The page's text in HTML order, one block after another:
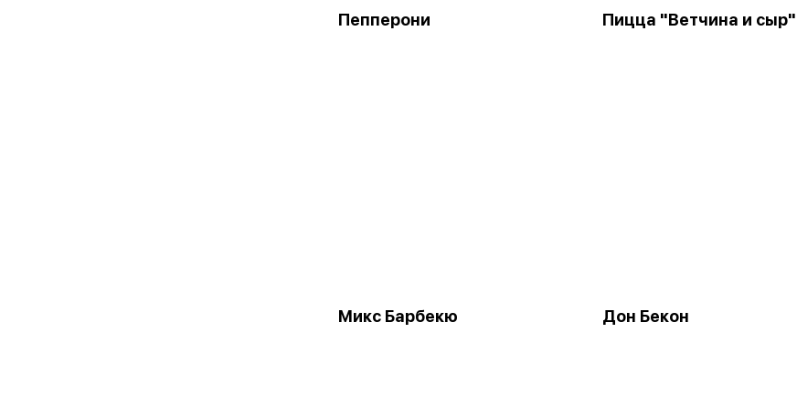
Пепперони Пицца "Ветчина и сыр"
Микс Барбекю Дон Бекон